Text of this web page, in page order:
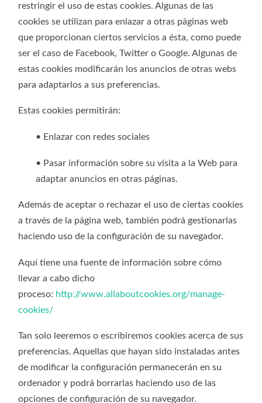
restringir el uso de estas cookies. Algunas de las
cookies se utilizan para enlazar a otras páginas web
que proporcionan ciertos servicios a ésta, como puede
ser el caso de Facebook, Twitter o Google. Algunas de
estas cookies modificarán los anuncios de otras webs
para adaptarlos a sus preferencias.
Estas cookies permitirán:
• Enlazar con redes sociales
• Pasar información sobre su visita a la Web para
adaptar anuncios en otras páginas.
Además de aceptar o rechazar el uso de ciertas cookies
a través de la página web, también podrá gestionarlas
haciendo uso de la configuración de su navegador.
Aquí tiene una fuente de información sobre cómo
llevar a cabo dicho
proceso: http://www.allaboutcookies.org/manage-
cookies/
Tan solo leeremos o escribiremos cookies acerca de sus
preferencias. Aquellas que hayan sido instaladas antes
de modificar la configuración permanecerán en su
ordenador y podrá borrarlas haciendo uso de las
opciones de configuración de su navegador.